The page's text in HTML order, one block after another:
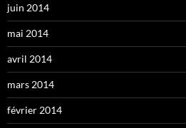
juin 2014
mai 2014
avril 2014
mars 2014
février 2014